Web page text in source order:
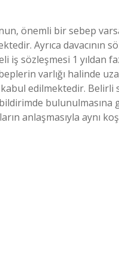
önemli bir sebep
Ayrıca davacının
iş sözleşmesi 1 yıldan
varlığı halinde
edilmektedir. Belirli
bulunulmasına
anlaşmasıyla aynı